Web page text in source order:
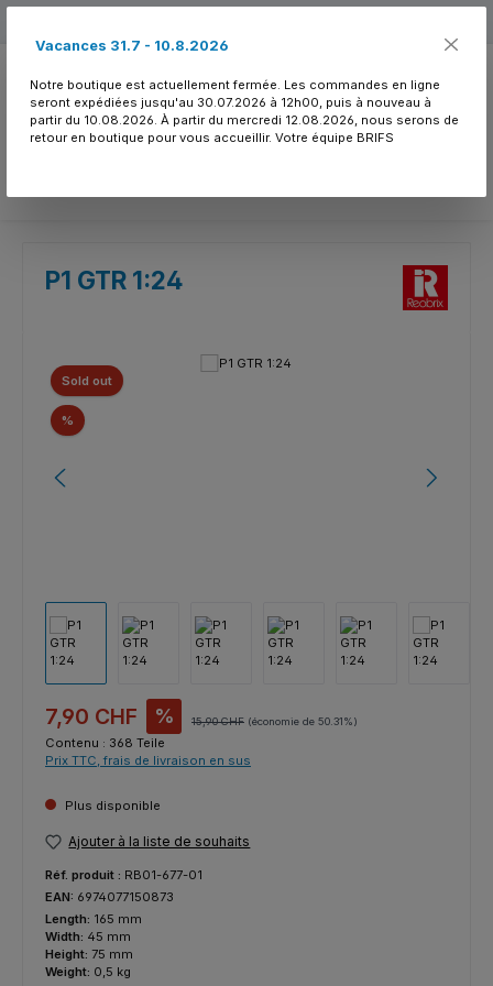
P1 GTR 1:24
Sold out
% Réduction
Prix de vente :
7,90 CHF % Prix régulier :
15,90 CHF (économie de 50.31%)
Contenu : 368 Teile
Prix TTC, frais de livraison en sus
Plus disponible
Ajouter à la liste de souhaits
Réf. produit : RB01-677-01
EAN: 6974077150873
Length: 165 mm
Width: 45 mm
Height: 75 mm
Weight: 0,5 kg
Vacances 31.7 - 10.8.2026
Notre boutique est actuellement fermée. Les commandes en ligne
seront expédiées jusqu'au 30.07.2026 à 12h00, puis à nouveau à
partir du 10.08.2026. À partir du mercredi 12.08.2026, nous serons de
retour en boutique pour vous accueillir. Votre équipe BRIFS